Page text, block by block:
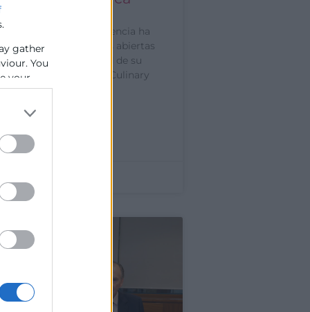
gather
You
your
07/2026.- Cámara Valencia ha
jornada de puertas abiertas
la nueva identidad de su
cocina, Mediterráneo Culinary